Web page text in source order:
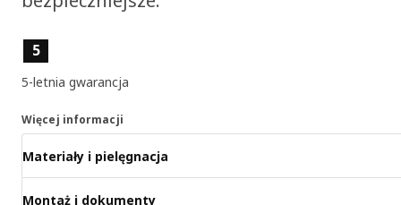
Cechy produktu
5
5-letnia gwarancja
Więcej informacji
Materiały i pielęgnacja
Montaż i dokumenty